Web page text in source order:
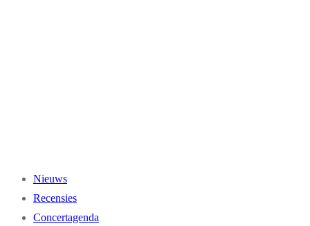
Nieuws
Recensies
Concertagenda